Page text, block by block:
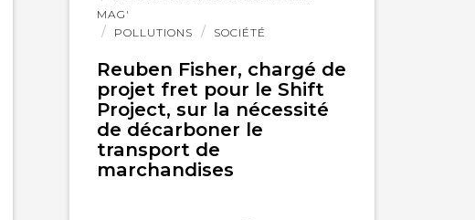
MAG'
POLLUTIONS
SOCIÉTÉ
Reuben Fisher, chargé de
projet fret pour le Shift
Project, sur la nécessité
de décarboner le
transport de
marchandises